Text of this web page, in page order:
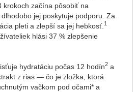
krokoch začína pôsobiť na
jej poskytuje podporu. Za
pleti a zlepší sa jej hebkosť. 1
hlási 37 % zlepšenie
hydratáciu počas 12 hodín2 a
z rias — čo je zložka, ktorá
vačkom pod očami* a